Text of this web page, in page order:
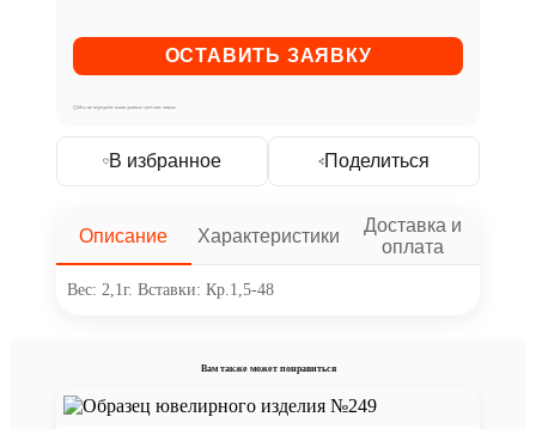
Мы не передаём ваши данные третьим лицам
В избранное Поделиться
Описание Характеристики
Доставка и
оплата
Вес: 2,1г. Вставки: Кр.1,5-48
Вам также может понравиться